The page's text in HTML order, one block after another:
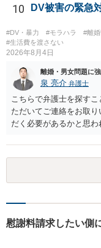
準備書面で的確な指摘
が、和解のときに裁判
えるかどうかは、裁判官
せん。
10 DV被害の緊急
#DV・暴力 #モラハラ #離
#生活費を渡さない
2026年8月4日
離婚・男女問題に
泉 亮介 弁護士
こちらで弁護士を探す
ただいてご連絡をお取
だく必要があるかと思わ
慰謝料請求したい側